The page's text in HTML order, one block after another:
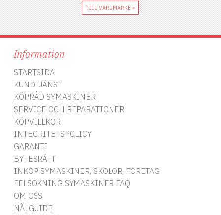
TILL VARUMÄRKE »
Information
STARTSIDA
KUNDTJÄNST
KÖPRÅD SYMASKINER
SERVICE OCH REPARATIONER
KÖPVILLKOR
INTEGRITETSPOLICY
GARANTI
BYTESRÄTT
INKÖP SYMASKINER, SKOLOR, FÖRETAG
FELSÖKNING SYMASKINER FAQ
OM OSS
NÅLGUIDE